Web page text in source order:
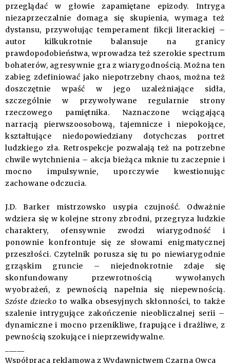
przeglądać w głowie zapamiętane epizody. Intryga
niezaprzeczalnie domaga się skupienia, wymaga też
dystansu, przywołując temperament fikcji literackiej –
autor kilkukrotnie balansuje na granicy
prawdopodobieństwa, wprowadza też szerokie spectrum
bohaterów, agresywnie gra z wiarygodnością. Można ten
zabieg zdefiniować jako niepotrzebny chaos, można też
doszczętnie wpaść w jego uzależniające sidła,
szczególnie w przywoływane regularnie strony
rzeczowego pamiętnika. Naznaczone wciągającą
narracją pierwszoosobową, tajemnicze i niepokojące,
kształtujące niedopowiedziany dotychczas portret
ludzkiego zła. Retrospekcje pozwalają też na potrzebne
chwile wytchnienia – akcja bieżąca mknie tu zaczepnie i
mocno impulsywnie, uporczywie kwestionując
zachowane odczucia.
J.D. Barker mistrzowsko usypia czujność. Odważnie
wdziera się w kolejne strony zbrodni, przegryza ludzkie
charaktery, ofensywnie zwodzi wiarygodność i
ponownie konfrontuje się ze słowami enigmatycznej
przeszłości. Czytelnik porusza się tu po niewiarygodnie
grząskim gruncie – niejednokrotnie zdaje się
skonfundowany przewrotnością wywołanych
wyobrażeń, z pewnością napełnia się niepewnością.
Szóste dziecko to walka obsesyjnych skłonności, to także
szalenie intrygujące zakończenie nieobliczalnej serii –
dynamiczne i mocno przenikliwe, frapujące i drażliwe, z
pewnością szokujące i nieprzewidywalne.
Współpraca reklamowa z Wydawnictwem Czarna Owca